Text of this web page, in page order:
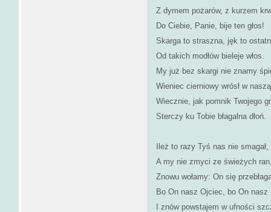
Z dymem pożarów, z kurzem
Do Ciebie, Panie, bije ten głos!
Skarga to straszna, jęk to
Od takich modłów bieleje włos.
My już bez skargi nie znamy
Wieniec cierniowy wrósł w
Wiecznie, jak pomnik Twojego
Sterczy ku Tobie błagalna dłoń.
Ileż to razy Tyś nas nie smagał,
A my nie zmyci ze świeżych
Znowu wołamy: On się
Bo On nasz Ojciec, bo On nasz
I znów powstajem w ufności